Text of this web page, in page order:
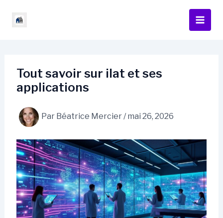
Tout savoir sur ilat et ses
applications
Par Béatrice Mercier/mai 26, 2026